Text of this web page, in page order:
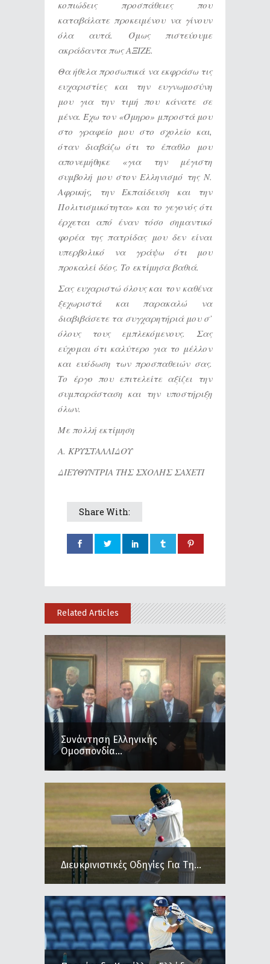
κοπιώδεις προσπάθειες που
καταβάλατε προκειμένου να γίνουν
όλα αυτά. Όμως πιστεύουμε
ακράδαντα πως ΑΞΙΖΕ.
Θα ήθελα προσωπικά να εκφράσω τις
ευχαριστίες και την ευγνωμοσύνη
μου για την τιμή που κάνατε σε
μένα. Έχω τον «Όμηρο» μπροστά μου
στο γραφείο μου στο σχολείο και,
όταν διαβάζω ότι το έπαθλο μου
απονεμήθηκε «για την μέγιστη
συμβολή μου στον Ελληνισμό της Ν.
Αφρικής, την Εκπαίδευση και την
Πολιτισμικότητα» και το γεγονός ότι
έρχεται από έναν τόσο σημαντικό
φορέα της πατρίδας μου δεν είναι
υπερβολικό να γράψω ότι μου
προκαλεί δέος. Το εκτίμησα βαθιά.
Σας ευχαριστώ όλους και τον καθένα
ξεχωριστά και παρακαλώ να
διαβιβάσετε τα συγχαρητήριά μου σ’
όλους τους εμπλεκόμενους. Σας
εύχομαι ότι καλύτερο για το μέλλον
και ευόδωση των προσπαθειών σας.
Το έργο που επιτελείτε αξίζει την
συμπαράσταση και την υποστήριξη
όλων.
Με πολλή εκτίμηση
Α. ΚΡΥΣΤΑΛΛΙΔΟΥ
ΔΙΕΥΘΥΝΤΡΙΑ ΤΗΣ ΣΧΟΛΗΣ ΣΑΧΕΤΙ
Share With:
Related Articles
Συνάντηση Ελληνικής
Ομοσπονδία...
Διευκρινιστικές Οδηγίες Για Τη...